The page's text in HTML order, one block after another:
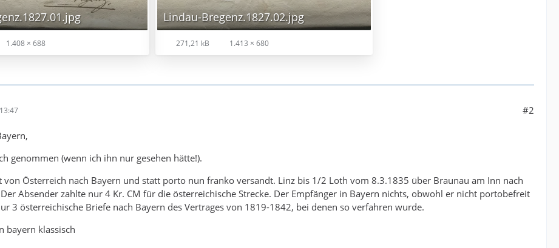
1.408 × 688
Lindau-Bregenz.1827.02.jpg
271,21 kB 1.413 × 680
#2
genommen (wenn ich ihn nur gesehen hätte!).
von Österreich nach Bayern und statt porto nun franko versandt. Linz bis 1/2 Loth vom 8.3.1835 über Braunau am Inn nach
Absender zahlte nur 4 Kr. CM für die österreichische Strecke. Der Empfänger in Bayern nichts, obwohl er nicht portobefreit
3 österreichische Briefe nach Bayern des Vertrages von 1819-1842, bei denen so verfahren wurde.
bayern klassisch